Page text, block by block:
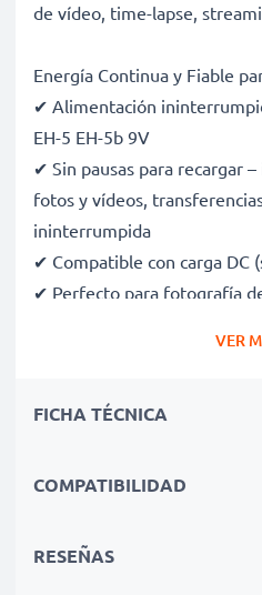
de vídeo, time-lapse,
Energía Continua y Fiable
✔ Alimentación
EH-5 EH-5b 9V
✔ Sin pausas para recargar
fotos y vídeos,
ininterrumpida
✔ Compatible con carga DC
✔ Perfecto para fotografía
sobrecalentamiento y
resistente a roturas
Especificaciones del
VER
FICHA TÉCNICA
COMPATIBILIDAD
RESEÑAS